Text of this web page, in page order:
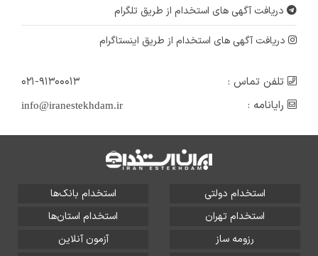
دریافت آگهی های استخدام از طریق تلگرام
دریافت آگهی های استخدام از طریق اینستاگرام
تلفن تماس :
۰۲۱-۹۱۳۰۰۰۱۳
رایانامه :
info@iranestekhdam.ir
استخدام دولتی
استخدام بانک‌ها
استخدام تهران
استخدام استان‌ها
رزومه ساز
آزمون آنلاین